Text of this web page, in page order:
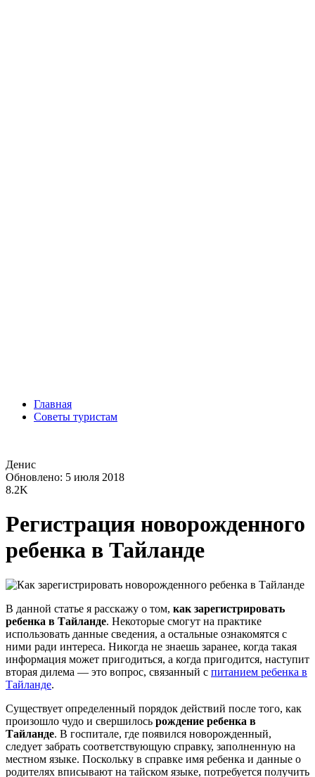
Главная
Советы туристам
Денис
Обновлено: 5 июля 2018
8.2K
Регистрация новорожденного
ребенка в Тайланде
В данной статье я расскажу о том, как зарегистрировать
ребенка в Тайланде. Некоторые смогут на практике
использовать данные сведения, а остальные ознакомятся с
ними ради интереса. Никогда не знаешь заранее, когда такая
информация может пригодиться, а когда пригодится, наступит
вторая дилема — это вопрос, связанный с питанием ребенка в
Тайланде.
Существует определенный порядок действий после того, как
произошло чудо и свершилось рождение ребенка в
Тайланде. В госпитале, где появился новорожденный,
следует забрать соответствующую справку, заполненную на
местном языке. Поскольку в справке имя ребенка и данные о
родителях вписывают на тайском языке, потребуется получить